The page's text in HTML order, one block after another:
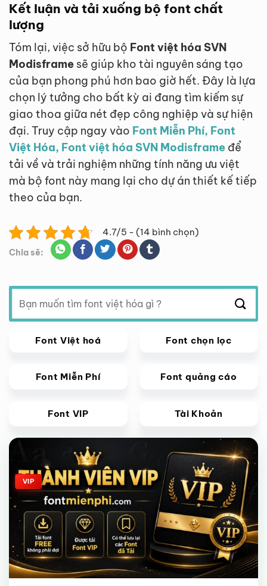
Kết luận và tải xuống bộ font chất
lượng
Tóm lại, việc sở hữu bộ Font việt hóa SVN
Modisframe sẽ giúp kho tài nguyên sáng tạo
của bạn phong phú hơn bao giờ hết. Đây là lựa
chọn lý tưởng cho bất kỳ ai đang tìm kiếm sự
giao thoa giữa nét đẹp công nghiệp và sự hiện
đại. Truy cập ngay vào Font Miễn Phí, Font
Việt Hóa, Font việt hóa SVN Modisframe để
tải về và trải nghiệm những tính năng ưu việt
mà bộ font này mang lại cho dự án thiết kế tiếp
theo của bạn.
4.7/5 - (14 bình chọn)
Chia sẽ:
Tìm
kiếm:
Font Việt hoá Font chọn lọc
Font Miễn Phí Font quảng cáo
Font VIP Tài Khoản
Giảm giá!
VIP